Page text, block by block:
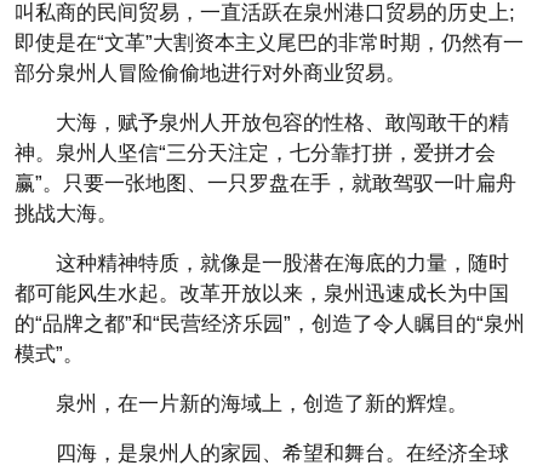
叫私商的民间贸易，一直活跃在泉州港口贸易的历史上;
即使是在“文革”大割资本主义尾巴的非常时期，仍然有一
部分泉州人冒险偷偷地进行对外商业贸易。
大海，赋予泉州人开放包容的性格、敢闯敢干的精
神。泉州人坚信“三分天注定，七分靠打拼，爱拼才会
赢”。只要一张地图、一只罗盘在手，就敢驾驭一叶扁舟
挑战大海。
这种精神特质，就像是一股潜在海底的力量，随时
都可能风生水起。改革开放以来，泉州迅速成长为中国
的“品牌之都”和“民营经济乐园”，创造了令人瞩目的“泉州
模式”。
泉州，在一片新的海域上，创造了新的辉煌。
四海，是泉州人的家园、希望和舞台。在经济全球